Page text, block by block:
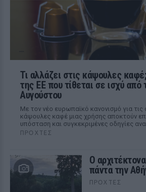
Τι αλλάζει στις κάψουλες
της ΕΕ που τίθεται σε ισχύ από
Αυγούστου
Με τον νέο ευρωπαϊκό κανονισμό για τις
κάψουλες καφέ μιας χρήσης αποκτούν
υπόσταση και συγκεκριμένες οδηγίες
ΠΡΟΧΤΈΣ
Ο
πάντα την
ΠΡΟΧΤΈΣ